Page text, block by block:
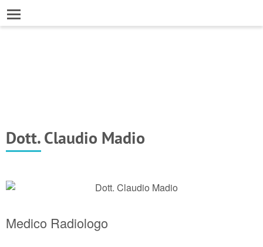
Dott. Claudio Madio
Medico Radiologo